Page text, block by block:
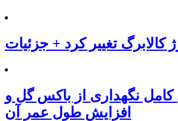
کالابرگ تغییر کرد + جزئیات
کامل نگهداری از باکس گل و
افزایش طول عمر آن